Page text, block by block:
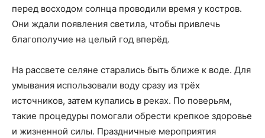
перед восходом солнца проводили время у костров.
Они ждали появления светила, чтобы привлечь
благополучие на целый год вперёд.
На рассвете селяне старались быть ближе к воде. Для
умывания использовали воду сразу из трёх
источников, затем купались в реках. По поверьям,
такие процедуры помогали обрести крепкое здоровье
и жизненной силы. Праздничные мероприятия